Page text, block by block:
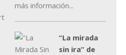
más información...
“La mirada
sin ira” de